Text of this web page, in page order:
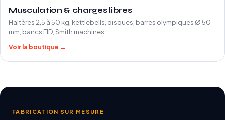
Musculation & charges libres
Haltères 2,5 à 50 kg, kettlebells, disques, barres olympiques Ø 50
mm, bancs FID, Smith machines.
Voir la boutique →
FABRICATION SUR MESURE